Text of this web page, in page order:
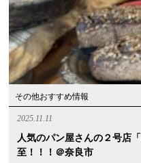
その他おすすめ情報
2025.11.11
人気のパン屋さんの２号店
至！！！＠奈良市